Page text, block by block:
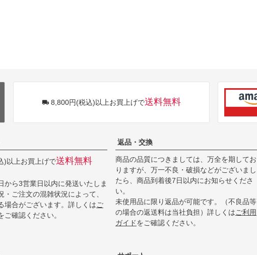
8,800円(税込)以上お買上げで送料無料
)以上お買上げで送料無料
から3営業日以内に発送いたしま
・ご注文の混雑状況によって、
場合がございます。詳しくはご
ご確認ください。
返品・交換
商品の品質につきましては、万全を期してお
りますが、万一不良・破損などがございまし
たら、商品到着後7日以内にお知らせくださ
い。
未使用品に限り返品が可能です。（不良品等
の場合の返送料は当社負担）詳しくはご利用
ガイドをご確認ください。